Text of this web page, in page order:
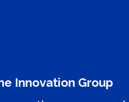
Innovation Group